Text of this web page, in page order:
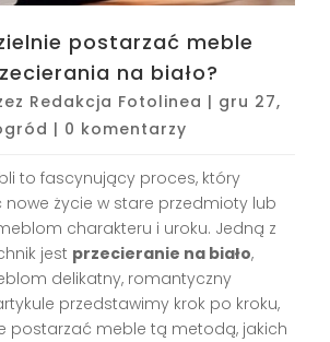
postarzać meble
na biało?
Redakcja Fotolinea | gru 27,
| 0 komentarzy
to fascynujący proces, który
życie w stare przedmioty lub
charakteru i uroku. Jedną z
jest przecieranie na biało,
delikatny, romantyczny
przedstawimy krok po kroku,
postarzać meble tą metodą, jakich